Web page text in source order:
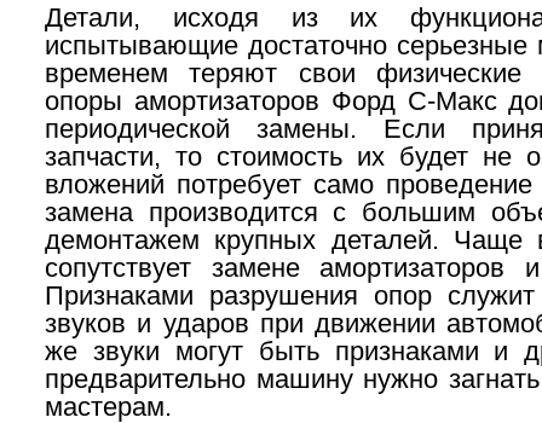
Детали, исходя из их
испытывающие достаточно серьезные
временем теряют свои физические
опоры амортизаторов Форд С-Макс
периодической замены. Если
запчасти, то стоимость их будет не
вложений потребует само
замена производится с большим
демонтажем крупных деталей. Чаще
сопутствует замене амортизаторов
Признаками разрушения опор
звуков и ударов при движении
же звуки могут быть признаками и
предварительно машину нужно
мастерам.